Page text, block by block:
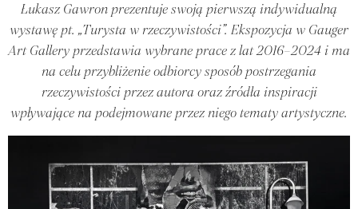
Łukasz Gawron prezentuje swoją pierwszą indywidualną
wystawę pt. „Turysta w rzeczywistości”. Ekspozycja w Gauger
Art Gallery przedstawia wybrane prace z lat 2016–2024 i ma
na celu przybliżenie odbiorcy sposób postrzegania
rzeczywistości przez autora oraz źródła inspiracji
wpływające na podejmowane przez niego tematy artystyczne.